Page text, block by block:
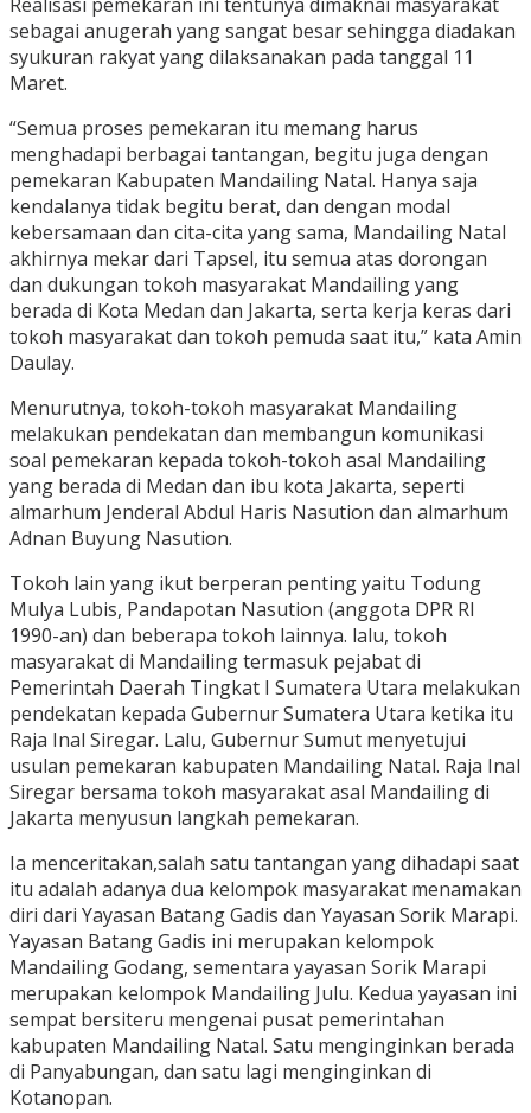
sebagai anugerah yang sangat besar sehingga diadakan
syukuran rakyat yang dilaksanakan pada tanggal 11
Maret.
“Semua proses pemekaran itu memang harus
menghadapi berbagai tantangan, begitu juga dengan
pemekaran Kabupaten Mandailing Natal. Hanya saja
kendalanya tidak begitu berat, dan dengan modal
kebersamaan dan cita-cita yang sama, Mandailing Natal
akhirnya mekar dari Tapsel, itu semua atas dorongan
dan dukungan tokoh masyarakat Mandailing yang
berada di Kota Medan dan Jakarta, serta kerja keras dari
tokoh masyarakat dan tokoh pemuda saat itu,” ‎kata Amin
Daulay.
Menurutnya, tokoh-tokoh masyarakat Mandailing
melakukan pendekatan dan membangun komunikasi
soal pemekaran kepada tokoh-tokoh asal Mandailing
yang berada di Medan dan ibu kota Jakarta, seperti
almarhum Jenderal Abdul Haris Nasution dan almarhum
Adnan Buyung Nasution.
Tokoh lain yang ikut berperan penting yaitu Todung
Mulya Lubis, Pandapotan Nasution (anggota DPR RI
1990-an) dan beberapa tokoh lainnya. lalu, tokoh
masyarakat di Mandailing termasuk pejabat di
Pemerintah Daerah Tingkat I Sumatera Utara melakukan
pendekatan kepada Gubernur Sumatera Utara ketika itu
Raja Inal Siregar. Lalu, Gubernur Sumut menyetujui
usulan pemekaran kabupaten Mandailing Natal. Raja Inal
Siregar bersama tokoh masyarakat asal Mandailing di
Jakarta menyusun langkah pemekaran.
Ia menceritakan,salah satu tantangan yang dihadapi saat
itu adalah adanya dua kelompok masyarakat menamakan
diri dari Yayasan Batang Gadis dan Yayasan Sorik Marapi.
Yayasan Batang Gadis ini merupakan kelompok
Mandailing Godang, sementara yayasan Sorik Marapi
merupakan kelompok Mandailing Julu. Kedua yayasan ini
sempat bersiteru mengenai pusat pemerintahan
kabupaten Mandailing Natal. Satu menginginkan berada
di Panyabungan, dan satu lagi menginginkan di
Kotanopan.